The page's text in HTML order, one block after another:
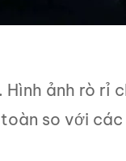
ảnh rò rỉ
so với các